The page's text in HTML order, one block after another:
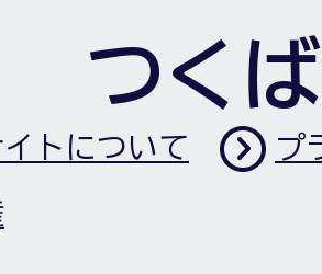
つく
トについて プ